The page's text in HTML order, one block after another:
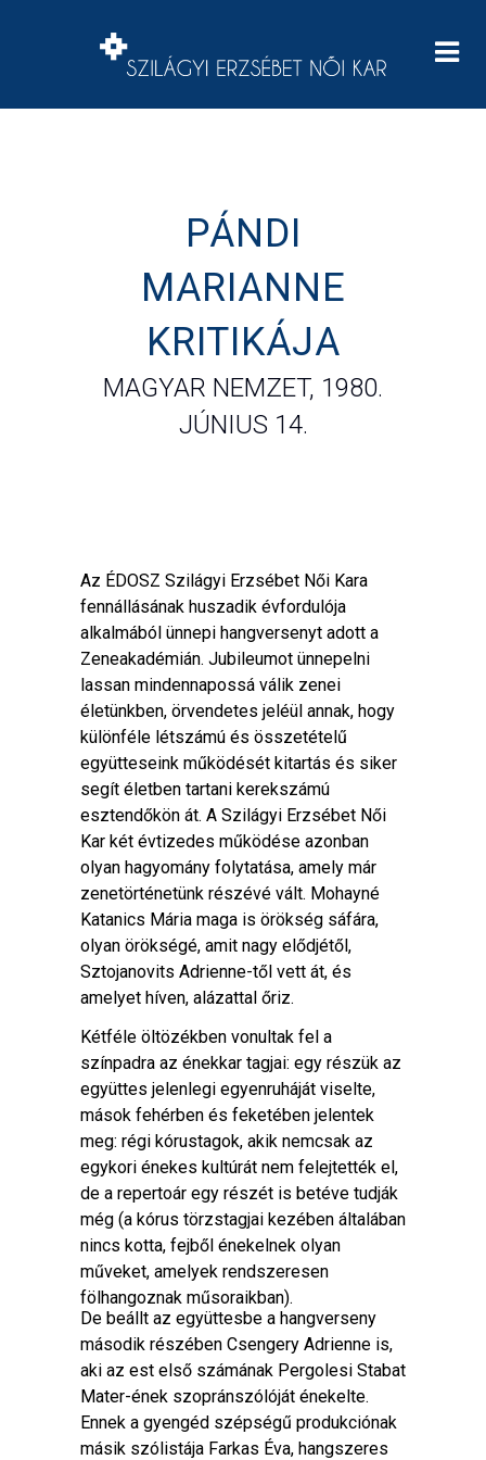
PÁNDI
MARIANNE
KRITIKÁJA
MAGYAR NEMZET, 1980.
JÚNIUS 14.
Az ÉDOSZ Szilágyi Erzsébet Női Kara
fennállásának huszadik évfordulója
alkalmából ünnepi hangversenyt adott a
Zeneakadémián. Jubileumot ünnepelni
lassan mindennapossá válik zenei
életünkben, örvendetes jeléül annak, hogy
különféle létszámú és összetételű
együtteseink működését kitartás és siker
segít életben tartani kerekszámú
esztendőkön át. A Szilágyi Erzsébet Női
Kar két évtizedes működése azonban
olyan hagyomány folytatása, amely már
zenetörténetünk részévé vált. Mohayné
Katanics Mária maga is örökség sáfára,
olyan örökségé, amit nagy elődjétől,
Sztojanovits Adrienne-től vett át, és
amelyet híven, alázattal őriz.
Kétféle öltözékben vonultak fel a
színpadra az énekkar tagjai: egy részük az
együttes jelenlegi egyenruháját viselte,
mások fehérben és feketében jelentek
meg: régi kórustagok, akik nemcsak az
egykori énekes kultúrát nem felejtették el,
de a repertoár egy részét is betéve tudják
még (a kórus törzstagjai kezében általában
nincs kotta, fejből énekelnek olyan
műveket, amelyek rendszeresen
fölhangoznak műsoraikban).
De beállt az együttesbe a hangverseny
második részében Csengery Adrienne is,
aki az est első számának Pergolesi Stabat
Mater-ének szopránszólóját énekelte.
Ennek a gyengéd szépségű produkciónak
másik szólistája Farkas Éva, hangszeres